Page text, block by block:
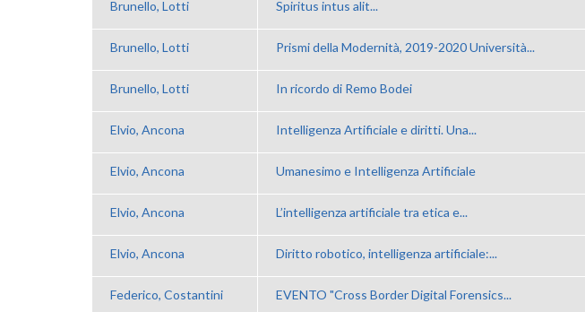
Brunello, Lotti Spiritus intus alit...
Brunello, Lotti Prismi della Modernità, 2019-2020 Università...
Brunello, Lotti In ricordo di Remo Bodei
Elvio, Ancona Intelligenza Artificiale e diritti. Una...
Elvio, Ancona Umanesimo e Intelligenza Artificiale
Elvio, Ancona L’intelligenza artificiale tra etica e...
Elvio, Ancona Diritto robotico, intelligenza artificiale:...
Federico, Costantini EVENTO "Cross Border Digital Forensics...